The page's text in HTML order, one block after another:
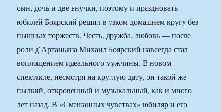
сын, дочь и две внучки, поэтому и праздновать
юбилей Боярский решил в узком домашнем кругу без
пышных торжеств. Честь, дружба, любовь — после
роли д`Артаньяна Михаил Боярский навсегда стал
воплощением идеального мужчины. В новом
спектакле, несмотря на круглую дату, он такой же
пылкий, откровенный и музыкальный, как и много
лет назад. В «Смешанных чувствах» юбиляр и его